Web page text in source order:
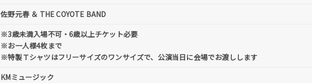
佐野元春 ＆ THE COYOTE BAND
※3歳未満入場不可・6歳以上チケット必要
※お一人様4枚まで
※特製Ｔシャツはフリーサイズのワンサイズで、公演当日に会場でお渡しします
KMミュージック